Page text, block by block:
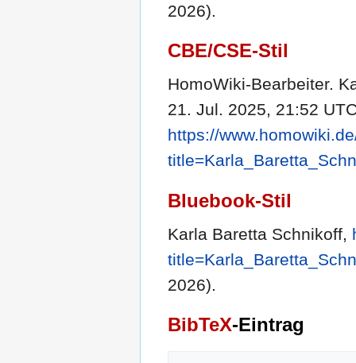
2026).
CBE/CSE-Stil
HomoWiki-Bearbeiter.
21. Jul. 2025, 21:52
https://
Bluebook-Stil
Karla Baretta Schnikoff,
2026).
BibTeX-Eintrag